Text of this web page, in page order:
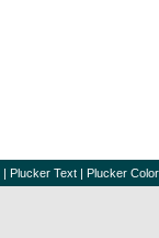
| Plucker Text | Plucker Color